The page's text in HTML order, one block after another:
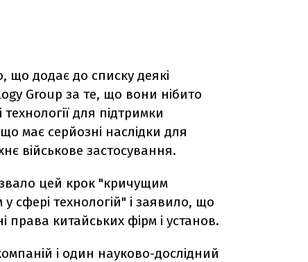
що додає до списку деякі
Group за те, що вони нібито
для підтримки
має серйозні наслідки для
військове застосування.
цей крок "кричущим
сфері технологій" і заявило, що
права китайських фірм і установ.
і один науково-дослідний